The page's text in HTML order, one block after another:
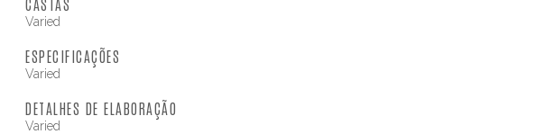
Varied
ESPECIFICAÇÕES
Varied
DETALHES DE ELABORAÇÃO
Varied